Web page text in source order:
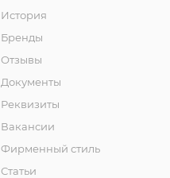
История
Бренды
Отзывы
Документы
Реквизиты
Вакансии
Фирменный стиль
Статьи